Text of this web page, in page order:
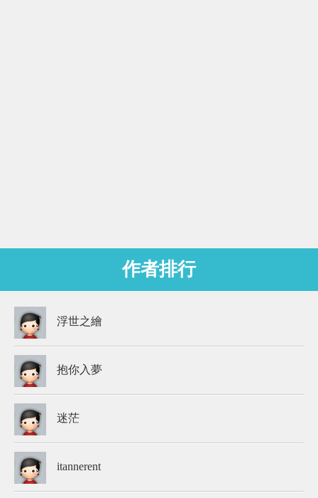
作者排行
浮世之繪
抱你入夢
迷茫
itannerent